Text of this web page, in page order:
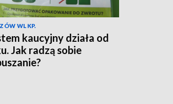
WLKP.
kaucyjny działa od
Jak radzą sobie